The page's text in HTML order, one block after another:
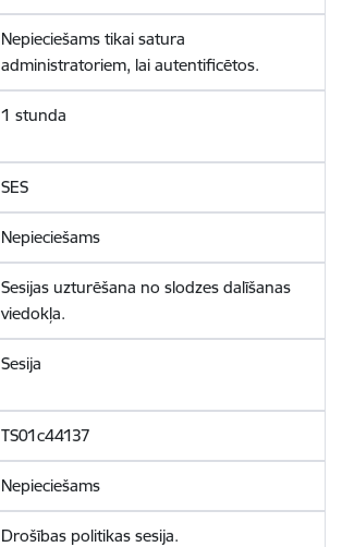
Nepieciešams tikai satura
administratoriem, lai autentificētos.
1 stunda
SES
Nepieciešams
Sesijas uzturēšana no slodzes dalīšanas
viedokļa.
Sesija
TS01c44137
Nepieciešams
Drošības politikas sesija.